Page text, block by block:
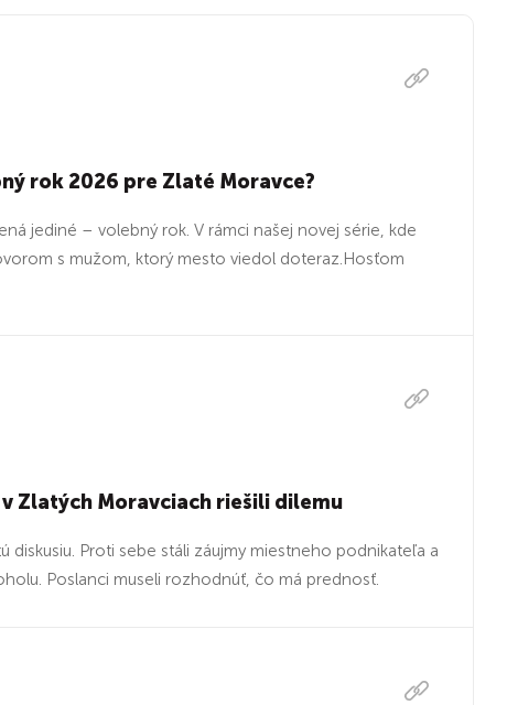
rok 2026 pre Zlaté Moravce?
jediné – volebný rok. V rámci našej novej série, kde
s mužom, ktorý mesto viedol doteraz.Hosťom
Zlatých Moravciach riešili dilemu
Proti sebe stáli záujmy miestneho podnikateľa a
Poslanci museli rozhodnúť, čo má prednosť.